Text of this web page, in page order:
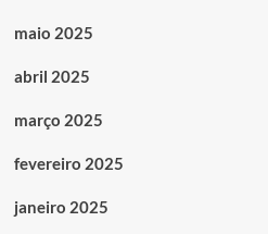
maio 2025
abril 2025
março 2025
fevereiro 2025
janeiro 2025